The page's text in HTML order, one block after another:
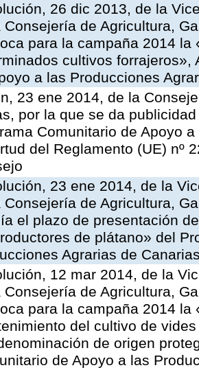
26 dic 2013, de la
Consejería de Agricultura,
para la campaña 2014 la
cultivos forrajeros»,
a las Producciones
23 ene 2014, de la
por la que se da
Comunitario de Apoyo
del Reglamento (UE) nº
23 ene 2014, de la
Consejería de Agricultura,
el plazo de presentación
de plátano» del
Agrarias de
12 mar 2014, de la
Consejería de Agricultura,
para la campaña 2014 la
del cultivo de
de origen
de Apoyo a las